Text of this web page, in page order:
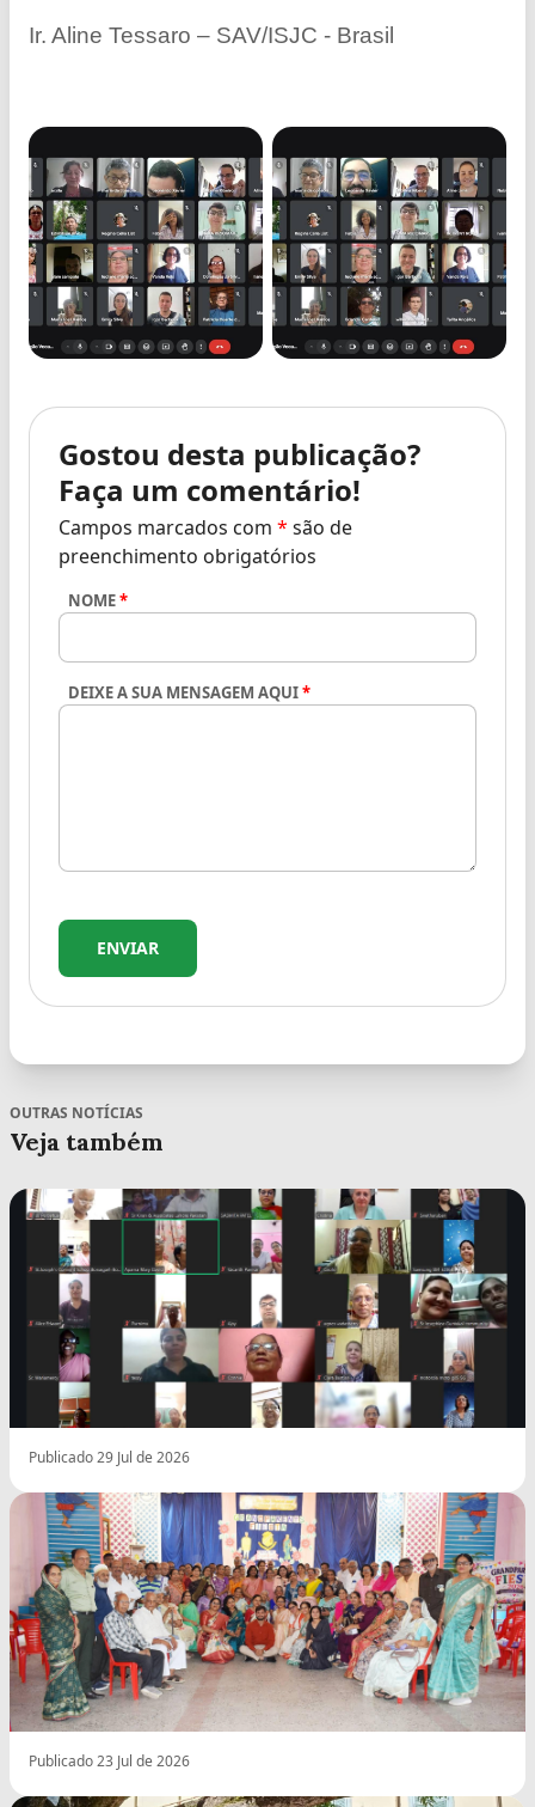
Ir. Aline Tessaro – SAV/ISJC - Brasil
Gostou desta publicação?
Faça um comentário!
Campos marcados com * são de
preenchimento obrigatórios
NOME*
DEIXE A SUA MENSAGEM AQUI*
ENVIAR
OUTRAS NOTÍCIAS
Veja também
Publicado 29 Jul de 2026
Publicado 23 Jul de 2026